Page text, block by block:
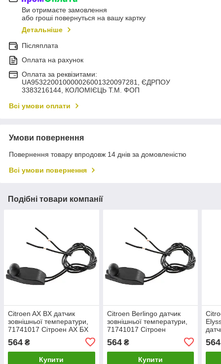
Ви отримаєте замовлення
або гроші повернуться на вашу картку
Детальніше
Післяплата
Оплата на рахунок
Оплата за реквізитами:
UA953220010000026001320097281, ЄДРПОУ
3383216144, КОЛОМIЄЦЬ Т.М. ФОП
Всі умови оплати
Умови повернення
Повернення товару впродовж 14 днів за домовленістю
Всі умови повернення
Подібні товари компанії
Citroen AX BX датчик
зовнішньої температури,
71741017 Сітроен АХ БХ
564 ₴
Купити
Citroen Berlingo датчик
зовнішньої температури,
71741017 Сітроен
564₴
Купити
С6/
564